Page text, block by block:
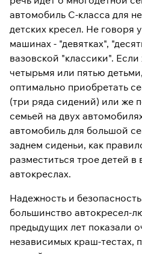
автомобиль С-класса для
детских кресел. Не говоря
машинах - "девятках",
вазовской "классики".
четырьмя или пятью
оптимально приобретать
(три ряда сидений) или же
семьей на двух
автомобиль для большой
заднем сиденьи, как
разместиться трое детей
автокреслах.
Надежность и
большинство автокресел-
предыдущих лет показали
независимых краш-тестах,